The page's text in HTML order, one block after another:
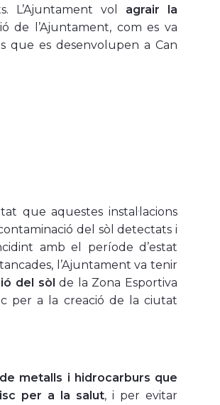
L’Ajuntament vol agrair la
de l’Ajuntament, com es va
que es desenvolupen a Can
que aquestes instal·lacions
del sòl detectats i
amb el període d’estat
l’Ajuntament va tenir
del sòl de la Zona Esportiva
per a la creació de la ciutat
metalls i hidrocarburs que
per a la salut, i per evitar